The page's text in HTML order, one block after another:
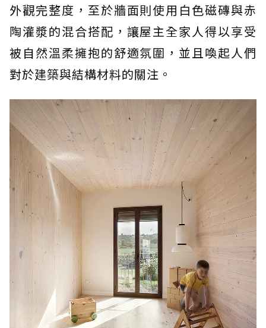
外觀完整度，至於牆面則使用白色磁磚與赤
陶灌漿的混合搭配，讓屋主全家人得以享受
被自然溫柔擁抱的舒適氛圍，並且喚起人們
對於建築與結構材料的關注。